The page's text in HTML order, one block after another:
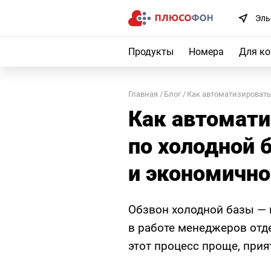
Продукты Номера Для
Главная Блог Как
Как
по холодной
и
Обзвон холодной базы —
в работе менеджеров
этот процесс проще,